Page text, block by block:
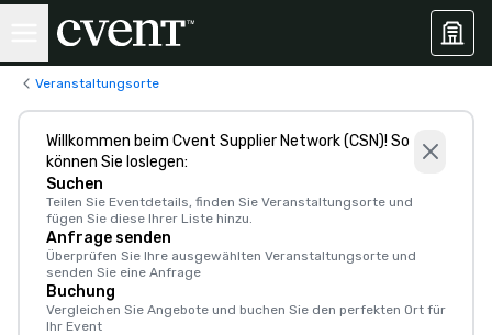
Veranstaltungsorte
Willkommen beim Cvent Supplier Network (CSN)! So
können Sie loslegen:
Suchen
Teilen Sie Eventdetails, finden Sie Veranstaltungsorte und
fügen Sie diese Ihrer Liste hinzu.
Anfrage senden
Überprüfen Sie Ihre ausgewählten Veranstaltungsorte und
senden Sie eine Anfrage
Buchung
Vergleichen Sie Angebote und buchen Sie den perfekten Ort für
Ihr Event